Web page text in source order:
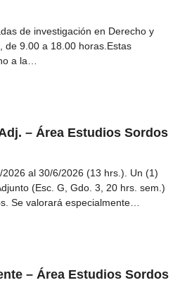
de investigación en Derecho y
de 9.00 a 18.00 horas.Estas
a la…
– Área Estudios Sordos
al 30/6/2026 (13 hrs.). Un (1)
(Esc. G, Gdo. 3, 20 hrs. sem.)
Se valorará especialmente…
– Área Estudios Sordos